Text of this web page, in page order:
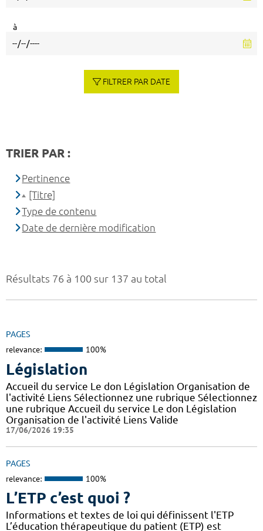
Résultats 76 à 100 sur 137 au total
PAGES
relevance: 100%
Législation
Accueil du service Le don Législation Organisation de
l'activité Liens Sélectionnez une rubrique Sélectionnez
une rubrique Accueil du service Le don Législation
Organisation de l'activité Liens Valide
17/06/2026 19:35
PAGES
relevance: 100%
L’ETP c’est quoi ?
Informations et textes de loi qui définissent l'ETP
L’éducation thérapeutique du patient (ETP) est
à
FILTRER PAR DATE
TRIER PAR :
Pertinence
[Titre]
Type de contenu
Date de dernière modification